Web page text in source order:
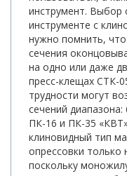
инструмент. Выбор
инструменте с
нужно помнить,
сечения
на одно или даже
пресс-клещах СТК-
трудности могут
сечений
ПК-16 и ПК-35
клиновидный тип
опрессовки
поскольку